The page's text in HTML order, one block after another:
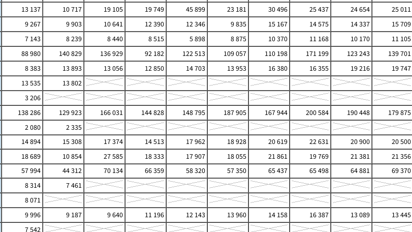
13 137 10 717 19 105 19 749 45 899 23 181 30 496 25 437 24 654
25 011
9 267 9 903 10 641 12 390 12 346 9 835 15 167 14 575 14 337
15 709
7 143 8 239 8 440 8 515 5 898 8 875 10 370 11 168 10 170
11 105
88 980 140 829 136 929 92 182 122 513 109 057 110 198 171 199 123 243
139 701
8 383 13 893 13 056 12 850 14 703 13 953 16 380 16 355 19 216
19 747
13 535
13 802
3 206
138 286 129 923 166 031 144 828 148 795 187 905 167 944 200 584 190 448
179 875
2 080
2 335
14 894 15 308 17 374 14 513 17 962 18 928 20 619 22 631 20 900
20 500
18 689 10 854 27 585 18 333 17 907 18 055 21 861 19 769 21 381
21 356
57 994 44 312 70 134 66 359 58 320 57 350 65 437 65 498 64 881
69 370
8 314
7 461
8 071
9 996 9 187 9 640 11 196 12 143 13 960 14 158 16 387 13 089
13 445
7 542